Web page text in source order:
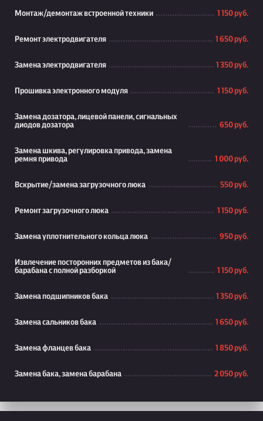
Монтаж/демонтаж встроенной техники 1 150 руб.
Ремонт электродвигателя 1 650 руб.
Замена электродвигателя 1 350 руб.
Прошивка электронного модуля 1 150 руб.
Замена дозатора, лицевой панели, сигнальных
диодов дозатора
650 руб.
Замена шкива, регулировка привода, замена
ремня привода
1 000 руб.
Вскрытие/замена загрузочного люка 550 руб.
Ремонт загрузочного люка 1 150 руб.
Замена уплотнительного кольца люка 950 руб.
Извлечение посторонних предметов из бака/
барабана с полной разборкой
1 150 руб.
Замена подшипников бака 1 350 руб.
Замена сальников бака 1 650 руб.
Замена фланцев бака 1 850 руб.
Замена бака, замена барабана 2 050 руб.